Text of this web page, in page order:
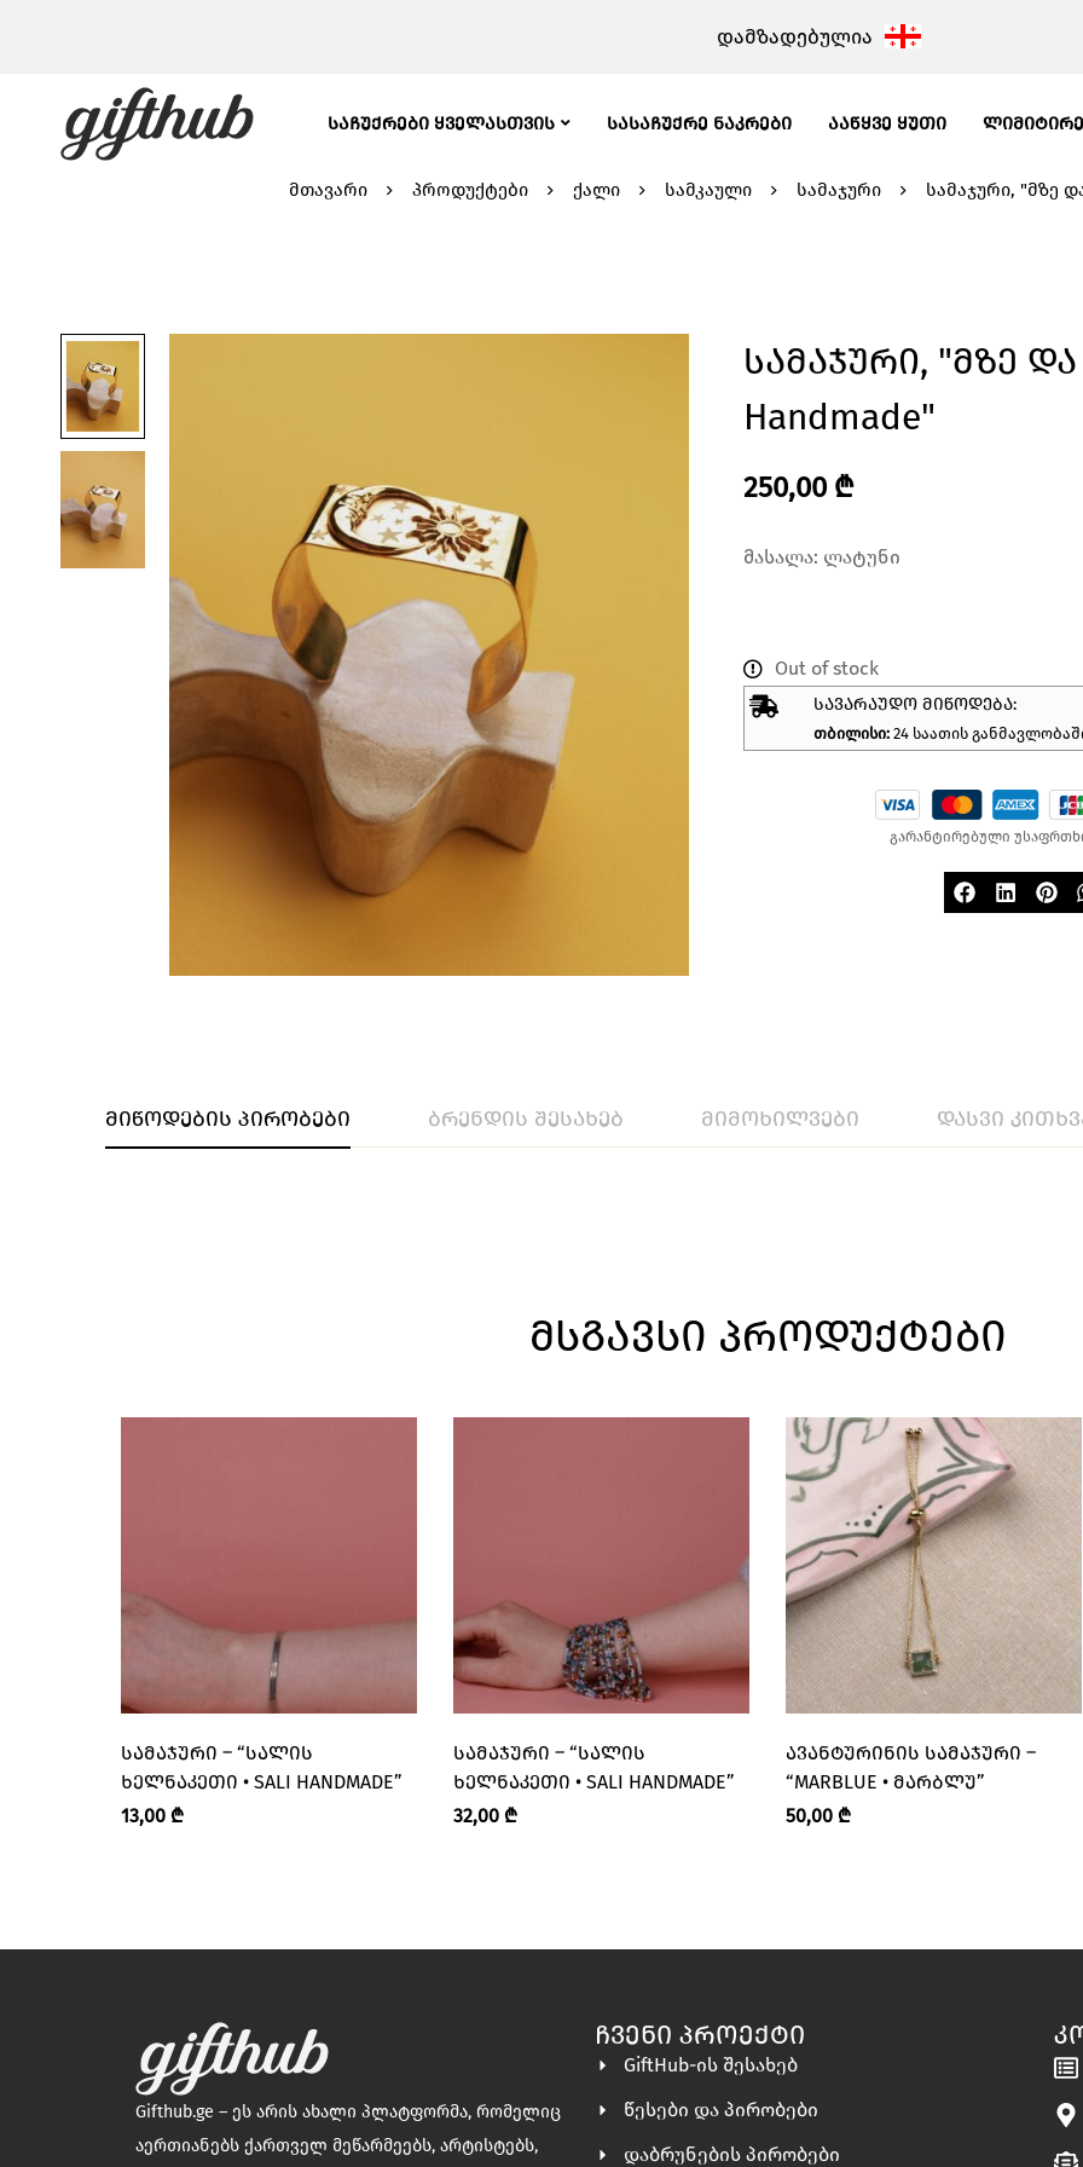
დამზადებულია
ᲡᲐᲩᲣᲥᲠᲔᲑᲘ ᲧᲕᲔᲚᲐᲡᲗᲕᲘᲡ ᲡᲐᲡᲐᲩᲣᲥᲠᲔ ᲜᲐᲙᲠᲔᲑᲘ ᲐᲐᲬᲧᲕᲔ ᲧᲣᲗᲘ
მთავარი პროდუქტები ქალი სამკაული სამაჯური სამაჯური, "მზე
Სამაჯური, "მზე
Handmade"
250,00 ₾
მასალა: ლატუნი
Out of stock
ᲡᲐᲕᲐᲠᲐᲣᲓᲝ ᲛᲘᲬᲝᲓᲔᲑᲐ:
თბილისი: 24 საათის
გარანტირებული
მიწოდების პირობები ბრენდის შესახებ მიმოხილვები დასვი
ᲛᲡᲒᲐᲕᲡᲘ ᲞᲠᲝᲓᲣᲥᲢᲔᲑᲘ
ᲡᲐᲛᲐᲯᲣᲠᲘ – “ᲡᲐᲚᲘᲡ
ᲮᲔᲚᲜᲐᲙᲔᲗᲘ • SALI HANDMADE”
13,00 ₾
ᲡᲐᲛᲐᲯᲣᲠᲘ – “ᲡᲐᲚᲘᲡ
ᲮᲔᲚᲜᲐᲙᲔᲗᲘ • SALI HANDMADE”
32,00 ₾
ᲐᲕᲐᲜᲢᲣᲠᲘᲜᲘᲡ ᲡᲐᲛᲐᲯᲣᲠᲘ –
“MARBLUE • ᲛᲐᲠᲑᲚᲣ”
50,00 ₾
Gifthub.ge – ეს არის ახალი პლატფორმა, რომელიც
აერთიანებს ქართველ მეწარმეებს, არტისტებს,
ᲩᲕᲔᲜᲘ ᲞᲠᲝᲔᲥᲢᲘ
GiftHub-ის შესახებ
წესები და პირობები
დაბრუნების პირობები